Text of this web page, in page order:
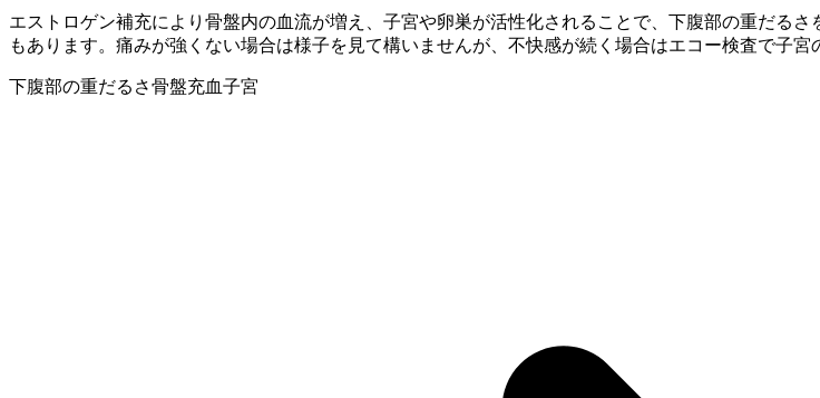
エストロゲン補充により骨盤内の血流が増え、子宮や卵巣が活性化されることで、下腹部の重だる
もあります。痛みが強くない場合は様子を見て構いませんが、不快感が続く場合はエコー検査で子宮
下腹部の重だるさ骨盤充血子宮